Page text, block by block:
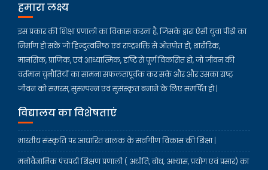
हमारा लक्ष्य
इस प्रकार की शिक्षा प्रणाली का विकास करना है, जिसके द्वारा ऐसी युवा पीढ़ी का
निर्माण हो सके जो हिन्दुत्वनिष्ठ एवं राष्ट्रभक्ति से ओतप्रोत हो, शारीरिक,
मानसिक, प्राणिक, एवं आध्यात्मिक, दृष्टि से पूर्ण विकसित हो, जो जीवन की
वर्तमान चुनौतियों का सामना सफलतापूर्वक कर सकें और और उसका राष्ट्र
जीवन को समरस, सुसम्पन्न एवं सुसंस्कृत बनाने के लिए समर्पित हो |
विद्यालय का विशेषताएं
भारतीय संस्कृति पर आधारित बालक के सर्वांगीण विकास की शिक्षा |
मनोवैज्ञानिक पंचपदी शिक्षण प्रणाली ( अधीति, बोध, अभ्यास, प्रयोग एवं प्रसार) का